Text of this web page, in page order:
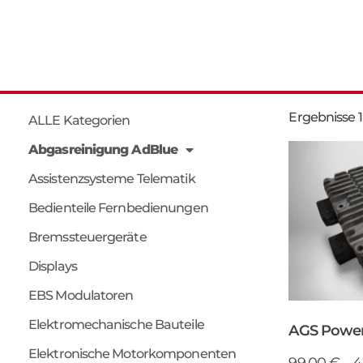
ALLE Kategorien
Abgasreinigung AdBlue
Assistenzsysteme Telematik
Bedienteile Fernbedienungen
Bremssteuergeräte
Displays
EBS Modulatoren
Elektromechanische Bauteile
Elektronische Motorkomponenten
Ergebnisse
AGS